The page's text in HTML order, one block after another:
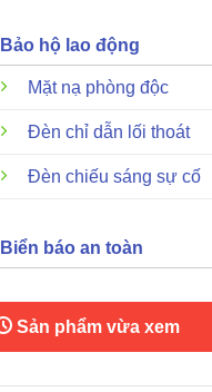
Bảo hộ lao động
Mặt nạ phòng độc
Đèn chỉ dẫn lối thoát
Đèn chiếu sáng sự cố
Biển báo an toàn
Sản phẩm vừa xem